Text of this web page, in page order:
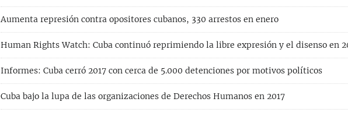
Aumenta represión contra opositores cubanos, 330 arrestos en enero
Human Rights Watch: Cuba continuó reprimiendo la libre expresión y el disenso en
Informes: Cuba cerró 2017 con cerca de 5.000 detenciones por motivos políticos
Cuba bajo la lupa de las organizaciones de Derechos Humanos en 2017